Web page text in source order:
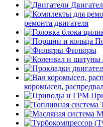
ремонта двигателя
Фильтры
коромысел,